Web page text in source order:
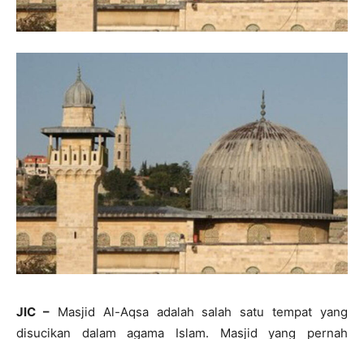
JIC –Masjid Al-Aqsa adalah salah satu tempat yang
disucikan dalam agama Islam. Masjid yang pernah